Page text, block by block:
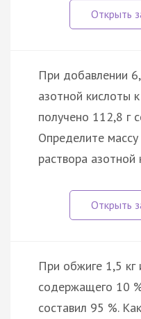
При добавлении
азотной кислоты
получено 112,8 г
Определите массу
раствора азотной
При обжиге 1,5 кг
содержащего 10
составил 95 %.